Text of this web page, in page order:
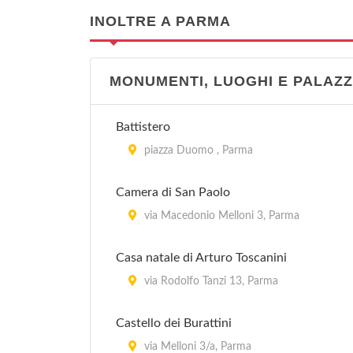
INOLTRE A PARMA
MONUMENTI, LUOGHI E
Battistero
piazza Duomo , Parma
Camera di San Paolo
via Macedonio Melloni 3, Parma
Casa natale di Arturo Toscanini
via Rodolfo Tanzi 13, Parma
Castello dei Burattini
via Melloni 3/a, Parma